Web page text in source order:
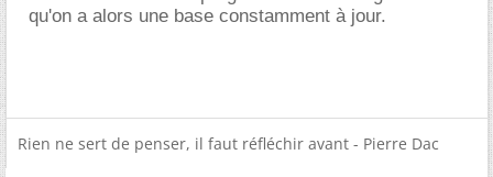
qu'on a alors une base constamment à jour.
Rien ne sert de penser, il faut réfléchir avant - Pierre Dac